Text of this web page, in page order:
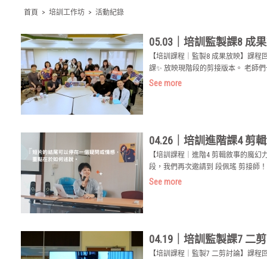
首頁 > 培訓工作坊 > 活動紀錄
05.03｜培訓監製課8 成
【培訓課程｜監製8 成果放映​】課
課✨ 放映現階段的剪接版本。 老師
See more
04.26｜培訓進階課4 剪
【培訓課程｜進階4 剪輯敘事的魔
段，我們再次邀請到 段佩瑤 剪接師！
See more
04.19｜培訓監製課7 二
【培訓課程｜監製7 二剪討論】課